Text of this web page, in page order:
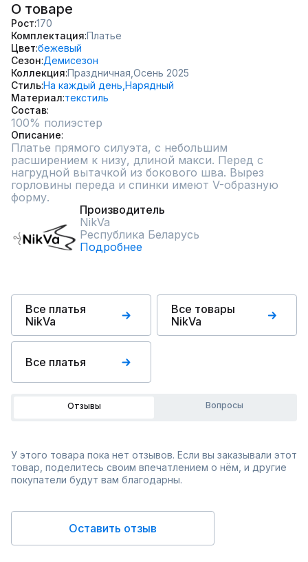
О товаре
Рост 170
Комплектация Платье
Цвет бежевый
Сезон Демисезон
Коллекция Праздничная, Осень 2025
СтильНа каждый день, Нарядный
Материал текстиль
Состав
100% полиэстер
Описание
Платье прямого силуэта, с небольшим
расширением к низу, длиной макси. Перед с
нагрудной вытачкой из бокового шва. Вырез
горловины переда и спинки имеют V-образную
форму.
Производитель
NikVa
Республика Беларусь
Подробнее
Все платья
NikVa
Все товары
NikVa
Все платья
Отзывы Вопросы
У этого товара пока нет отзывов. Если вы заказывали этот
товар, поделитесь своим впечатлением о нём, и другие
покупатели будут вам благодарны.
Оставить отзыв